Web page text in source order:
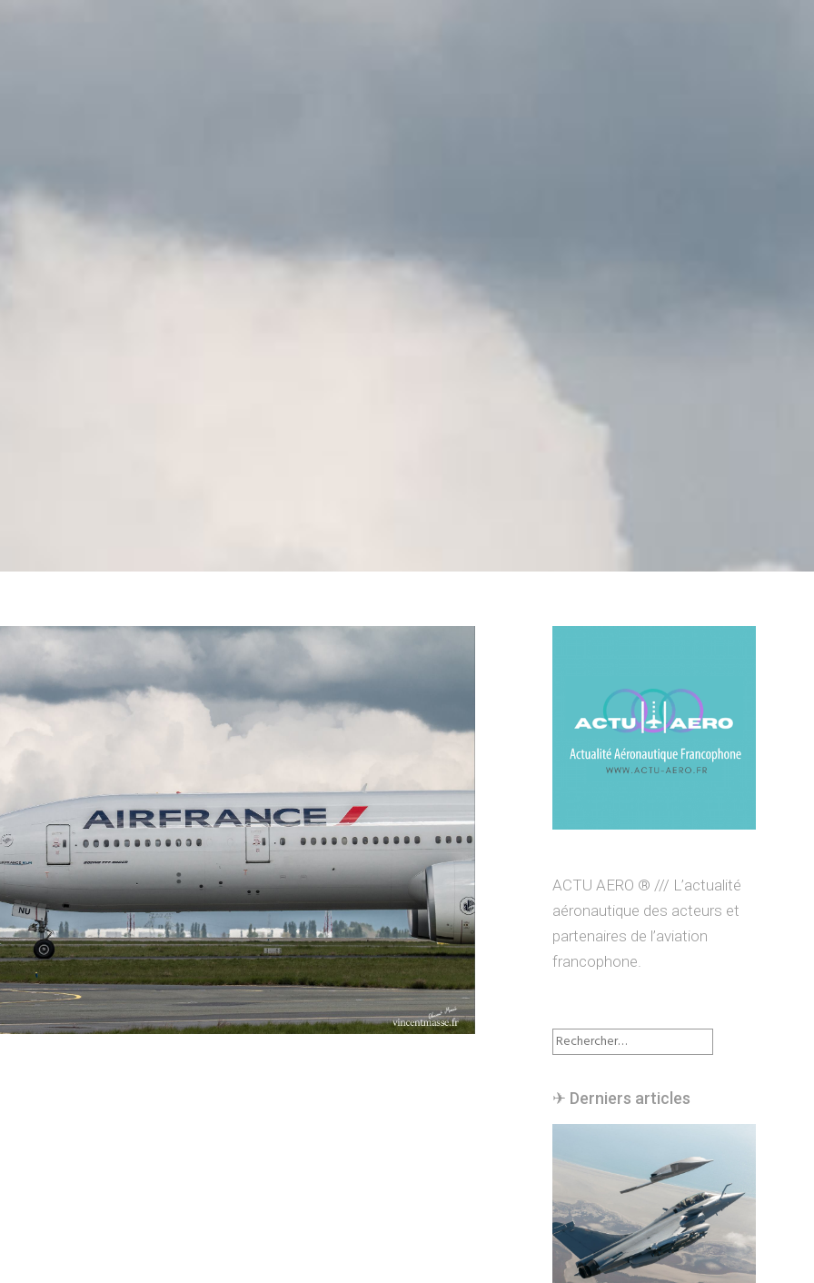
ACTU AERO ® /// L’actualité
aéronautique des acteurs et
partenaires de l’aviation
francophone.
Rechercher :
✈︎ Derniers articles